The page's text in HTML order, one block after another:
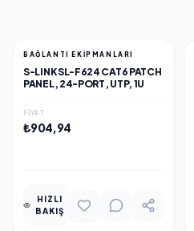
BAĞLANTI EKIPMANLARI
S-LINK SL-F624 CAT6 PATCH
PANEL, 24-PORT, UTP, 1U
FIYAT
₺904,94
HIZLI
BAKIŞ